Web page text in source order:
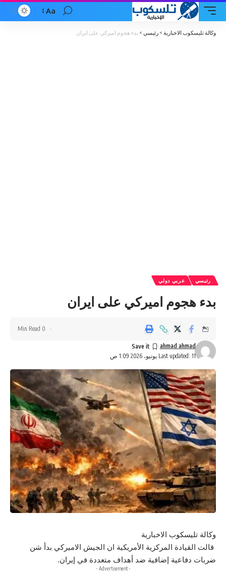
Font
Aa
وكالة تليسكوب الاخبارية > رئيسي > بدء هجوم اميركي على ايران
رئيسي عربي دولي
بدء هجوم اميركي على ايران
Last updated: 11 يونيو، 2026 1:09 ص
ahmad ahmad
0 Min Read
وكالة تليسكوب الاخبارية
قالت القيادة المركزية الأمريكية ان الجيش الاميركي بدأ شن
ضربات دفاعية إضافية ضد أهداف متعددة في إيران.
- Advertisement -